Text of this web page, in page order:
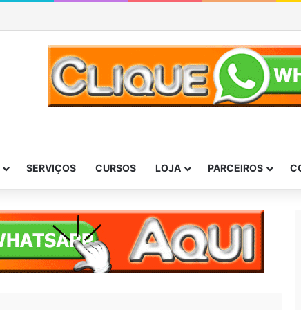
SERVIÇOS CURSOS LOJA PARCEIROS